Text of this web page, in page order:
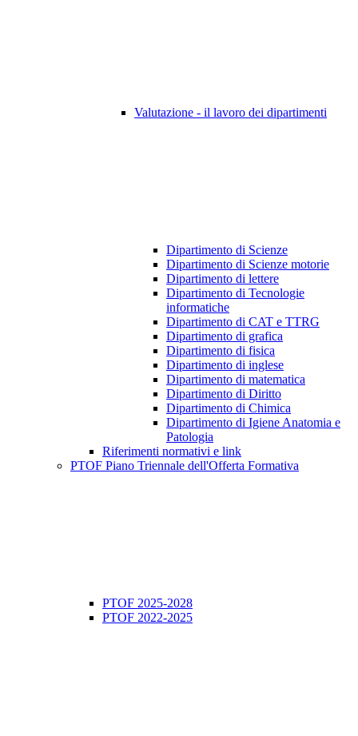
Valutazione - il lavoro dei dipartimenti
Dipartimento di Scienze
Dipartimento di Scienze motorie
Dipartimento di lettere
Dipartimento di Tecnologie
informatiche
Dipartimento di CAT e TTRG
Dipartimento di grafica
Dipartimento di fisica
Dipartimento di inglese
Dipartimento di matematica
Dipartimento di Diritto
Dipartimento di Chimica
Dipartimento di Igiene Anatomia e
Patologia
Riferimenti normativi e link
PTOF Piano Triennale dell'Offerta Formativa
PTOF 2025-2028
PTOF 2022-2025